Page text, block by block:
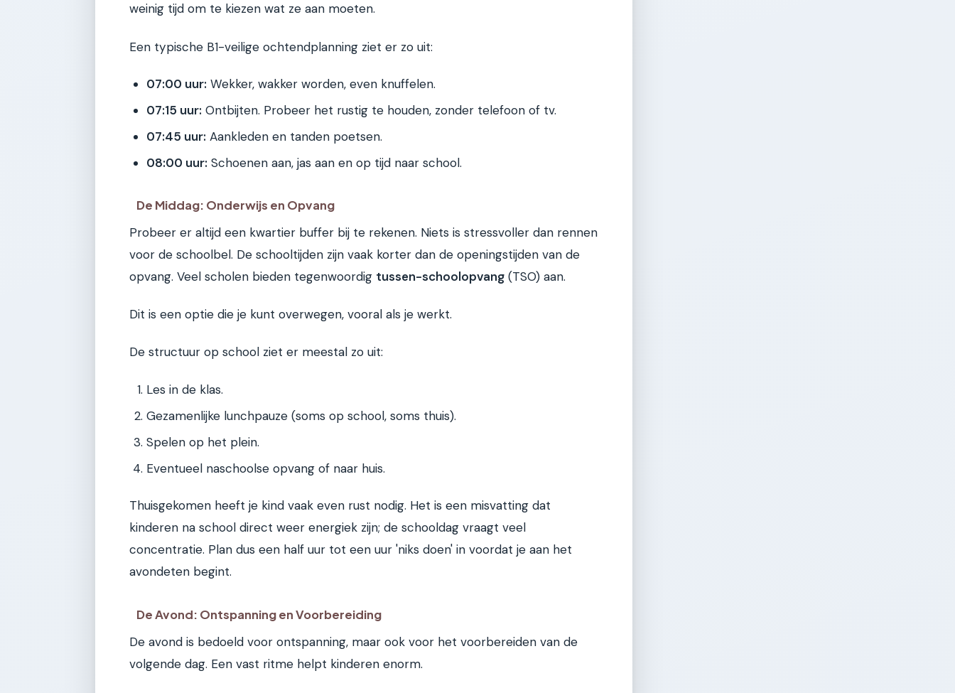
weinig tijd om te kiezen wat ze aan moeten.
Een typische B1-veilige ochtendplanning ziet er zo uit:
07:00 uur: Wekker, wakker worden, even knuffelen.
07:15 uur: Ontbijten. Probeer het rustig te houden, zonder telefoon of tv.
07:45 uur: Aankleden en tanden poetsen.
08:00 uur: Schoenen aan, jas aan en op tijd naar school.
De Middag: Onderwijs en Opvang
Probeer er altijd een kwartier buffer bij te rekenen. Niets is stressvoller dan rennen
voor de schoolbel. De schooltijden zijn vaak korter dan de openingstijden van de
opvang. Veel scholen bieden tegenwoordig tussen-schoolopvang (TSO) aan.
Dit is een optie die je kunt overwegen, vooral als je werkt.
De structuur op school ziet er meestal zo uit:
Les in de klas.
Gezamenlijke lunchpauze (soms op school, soms thuis).
Spelen op het plein.
Eventueel naschoolse opvang of naar huis.
Thuisgekomen heeft je kind vaak even rust nodig. Het is een misvatting dat
kinderen na school direct weer energiek zijn; de schooldag vraagt veel
concentratie. Plan dus een half uur tot een uur 'niks doen' in voordat je aan het
avondeten begint.
De Avond: Ontspanning en Voorbereiding
De avond is bedoeld voor ontspanning, maar ook voor het voorbereiden van de
volgende dag. Een vast ritme helpt kinderen enorm.